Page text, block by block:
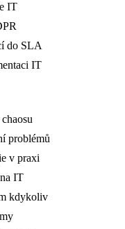
IT
do SLA
IT
problémů
v praxi
IT
kdykoliv